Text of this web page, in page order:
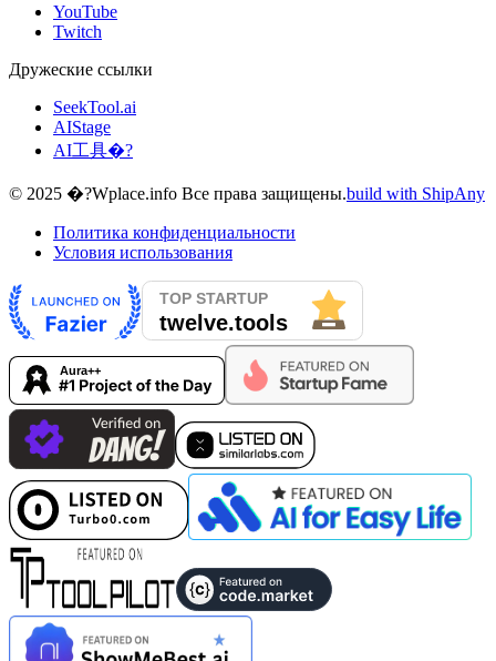
YouTube
Twitch
Дружеские ссылки
SeekTool.ai
AIStage
AI工具�?
© 2025 �?Wplace.info Все права защищены.build with ShipAny
Политика конфиденциальности
Условия использования